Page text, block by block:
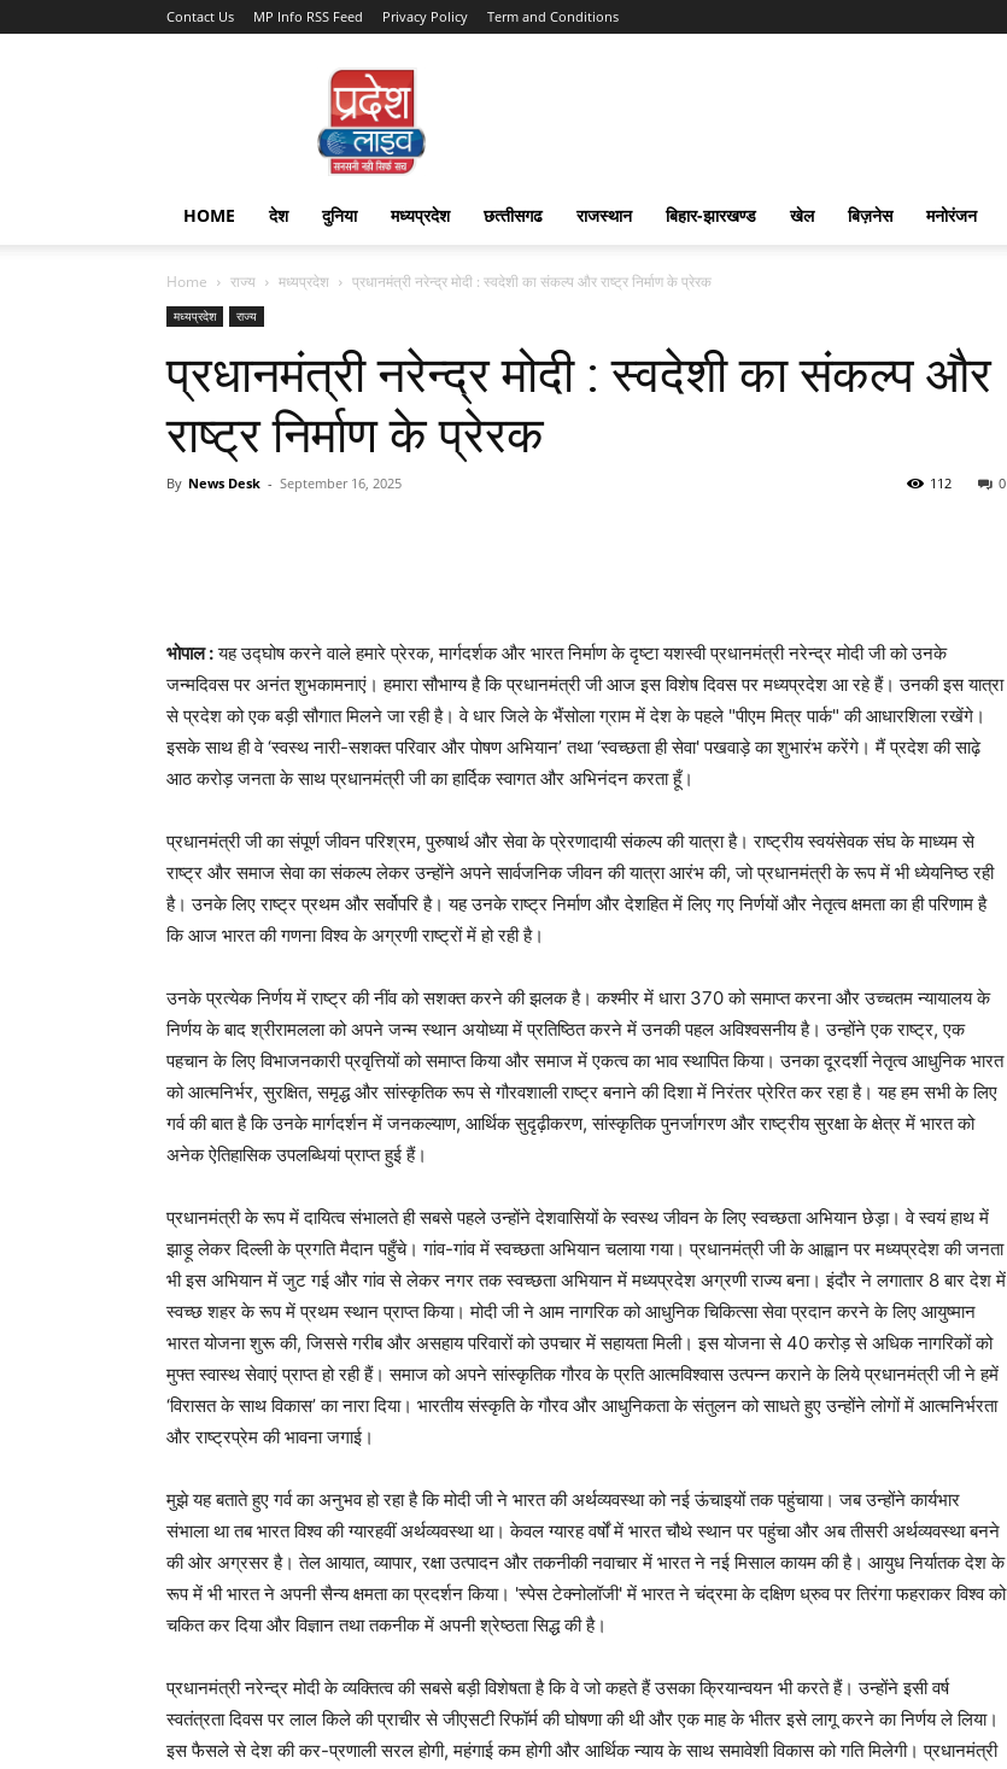
Contact Us MP Info RSS Feed Privacy Policy Term and Conditions
Pradesh
Live
HOME देश दुनिया मध्यप्रदेश छत्‍तीसगढ राजस्‍थान बिहार-झारखण्‍ड खेल बिज़नेस मनोरंजन
Home राज्‍य मध्यप्रदेश प्रधानमंत्री नरेन्द्र मोदी : स्वदेशी का संकल्प और राष्ट्र निर्माण के प्रेरक
मध्यप्रदेश राज्‍य
प्रधानमंत्री नरेन्द्र मोदी : स्वदेशी का संकल्प और
राष्ट्र निर्माण के प्रेरक
By News Desk - September 16, 2025 0
112
भोपाल :यह उद्घोष करने वाले हमारे प्रेरक, मार्गदर्शक और भारत निर्माण के दृष्टा यशस्वी प्रधानमंत्री नरेन्द्र मोदी जी को उनके
जन्मदिवस पर अनंत शुभकामनाएं। हमारा सौभाग्य है कि प्रधानमंत्री जी आज इस विशेष दिवस पर मध्यप्रदेश आ रहे हैं। उनकी इस यात्रा
से प्रदेश को एक बड़ी सौगात मिलने जा रही है। वे धार जिले के भैंसोला ग्राम में देश के पहले "पीएम मित्र पार्क" की आधारशिला रखेंगे।
इसके साथ ही वे ‘स्वस्थ नारी-सशक्त परिवार और पोषण अभियान’ तथा ‘स्वच्छता ही सेवा' पखवाड़े का शुभारंभ करेंगे। मैं प्रदेश की साढ़े
आठ करोड़ जनता के साथ प्रधानमंत्री जी का हार्दिक स्वागत और अभिनंदन करता हूँ।
प्रधानमंत्री जी का संपूर्ण जीवन परिश्रम, पुरुषार्थ और सेवा के प्रेरणादायी संकल्प की यात्रा है। राष्ट्रीय स्वयंसेवक संघ के माध्यम से
राष्ट्र और समाज सेवा का संकल्प लेकर उन्होंने अपने सार्वजनिक जीवन की यात्रा आरंभ की, जो प्रधानमंत्री के रूप में भी ध्येयनिष्ठ रही
है। उनके लिए राष्ट्र प्रथम और सर्वोपरि है। यह उनके राष्ट्र निर्माण और देशहित में लिए गए निर्णयों और नेतृत्व क्षमता का ही परिणाम है
कि आज भारत की गणना विश्व के अग्रणी राष्ट्रों में हो रही है।
उनके प्रत्येक निर्णय में राष्ट्र की नींव को सशक्त करने की झलक है। कश्मीर में धारा 370 को समाप्त करना और उच्चतम न्यायालय के
निर्णय के बाद श्रीरामलला को अपने जन्म स्थान अयोध्या में प्रतिष्ठित करने में उनकी पहल अविश्वसनीय है। उन्होंने एक राष्ट्र, एक
पहचान के लिए विभाजनकारी प्रवृत्तियों को समाप्त किया और समाज में एकत्व का भाव स्थापित किया। उनका दूरदर्शी नेतृत्व आधुनिक भारत
को आत्मनिर्भर, सुरक्षित, समृद्ध और सांस्कृतिक रूप से गौरवशाली राष्ट्र बनाने की दिशा में निरंतर प्रेरित कर रहा है। यह हम सभी के लिए
गर्व की बात है कि उनके मार्गदर्शन में जनकल्याण, आर्थिक सुदृढ़ीकरण, सांस्कृतिक पुनर्जागरण और राष्ट्रीय सुरक्षा के क्षेत्र में भारत को
अनेक ऐतिहासिक उपलब्धियां प्राप्त हुई हैं।
प्रधानमंत्री के रूप में दायित्व संभालते ही सबसे पहले उन्होंने देशवासियों के स्वस्थ जीवन के लिए स्वच्छता अभियान छेड़ा। वे स्वयं हाथ में
झाड़ू लेकर दिल्ली के प्रगति मैदान पहुँचे। गांव-गांव में स्वच्छता अभियान चलाया गया। प्रधानमंत्री जी के आह्वान पर मध्यप्रदेश की जनता
भी इस अभियान में जुट गई और गांव से लेकर नगर तक स्वच्छता अभियान में मध्यप्रदेश अग्रणी राज्य बना। इंदौर ने लगातार 8 बार देश में
स्वच्छ शहर के रूप में प्रथम स्थान प्राप्त किया। मोदी जी ने आम नागरिक को आधुनिक चिकित्सा सेवा प्रदान करने के लिए आयुष्मान
भारत योजना शुरू की, जिससे गरीब और असहाय परिवारों को उपचार में सहायता मिली। इस योजना से 40 करोड़ से अधिक नागरिकों को
मुफ्त स्वास्थ सेवाएं प्राप्त हो रही हैं। समाज को अपने सांस्कृतिक गौरव के प्रति आत्मविश्वास उत्पन्न कराने के लिये प्रधानमंत्री जी ने हमें
‘विरासत के साथ विकास’ का नारा दिया। भारतीय संस्कृति के गौरव और आधुनिकता के संतुलन को साधते हुए उन्होंने लोगों में आत्मनिर्भरता
और राष्ट्रप्रेम की भावना जगाई।
मुझे यह बताते हुए गर्व का अनुभव हो रहा है कि मोदी जी ने भारत की अर्थव्यवस्था को नई ऊंचाइयों तक पहुंचाया। जब उन्होंने कार्यभार
संभाला था तब भारत विश्व की ग्यारहवीं अर्थव्यवस्था था। केवल ग्यारह वर्षों में भारत चौथे स्थान पर पहुंचा और अब तीसरी अर्थव्यवस्था बनने
की ओर अग्रसर है। तेल आयात, व्यापार, रक्षा उत्पादन और तकनीकी नवाचार में भारत ने नई मिसाल कायम की है। आयुध निर्यातक देश के
रूप में भी भारत ने अपनी सैन्य क्षमता का प्रदर्शन किया। 'स्पेस टेक्नोलॉजी' में भारत ने चंद्रमा के दक्षिण ध्रुव पर तिरंगा फहराकर विश्व को
चकित कर दिया और विज्ञान तथा तकनीक में अपनी श्रेष्ठता सिद्ध की है।
प्रधानमंत्री नरेन्द्र मोदी के व्यक्तित्व की सबसे बड़ी विशेषता है कि वे जो कहते हैं उसका क्रियान्वयन भी करते हैं। उन्होंने इसी वर्ष
स्वतंत्रता दिवस पर लाल किले की प्राचीर से जीएसटी रिफॉर्म की घोषणा की थी और एक माह के भीतर इसे लागू करने का निर्णय ले लिया।
इस फैसले से देश की कर-प्रणाली सरल होगी, महंगाई कम होगी और आर्थिक न्याय के साथ समावेशी विकास को गति मिलेगी। प्रधानमंत्री